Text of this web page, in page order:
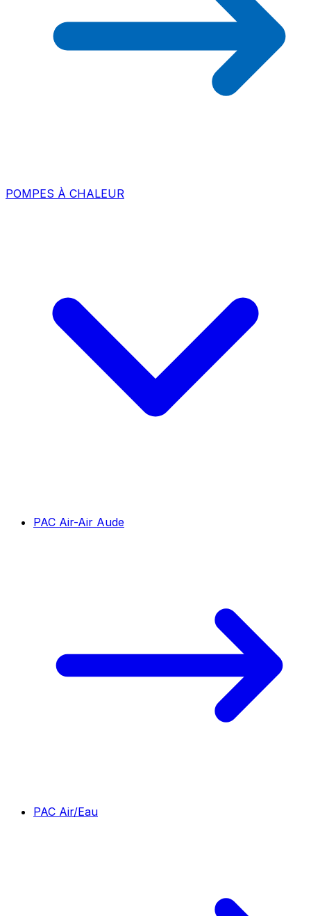
POMPES À CHALEUR
PAC Air-Air Aude
PAC Air/Eau